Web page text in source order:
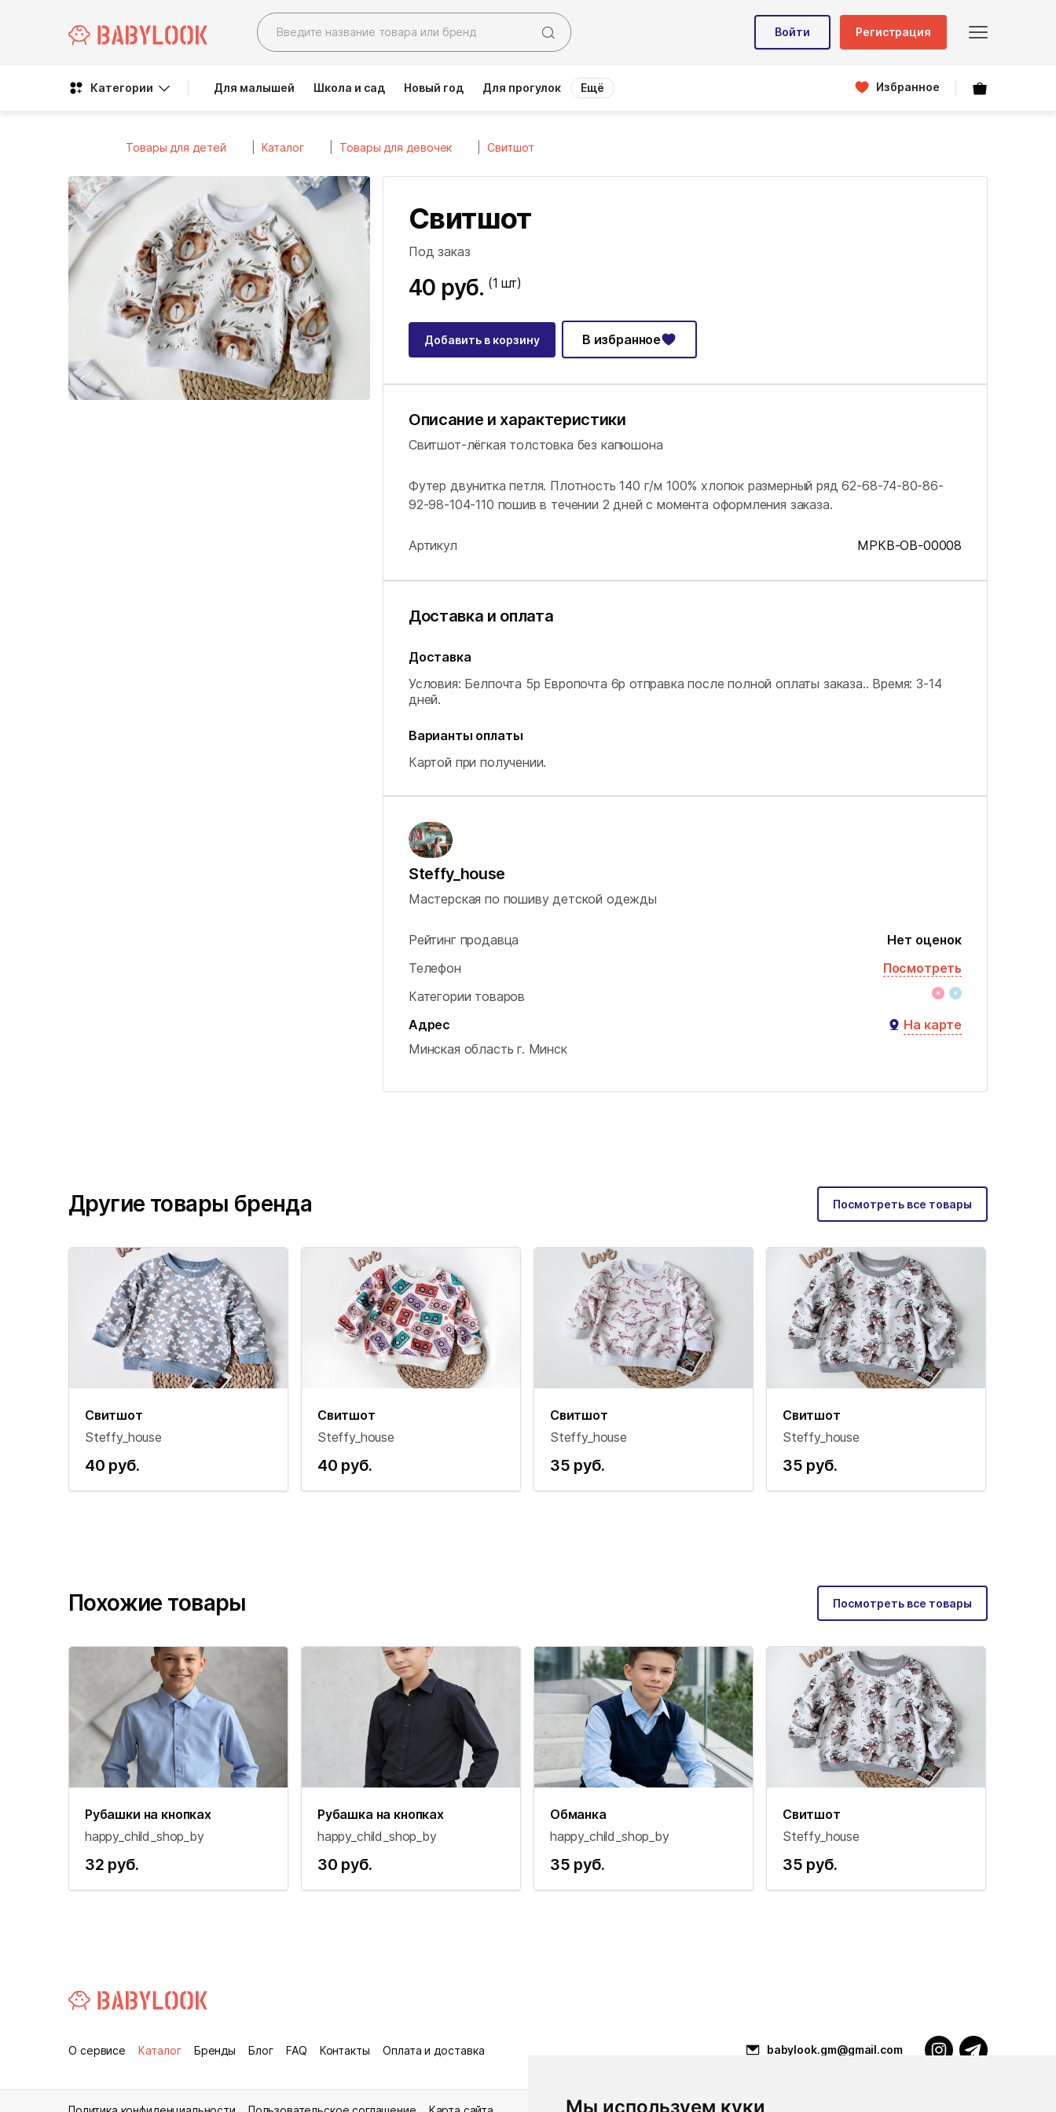
Мы используем куки
Войти Регистрация
Категории Для малышей Школа и сад Новый год Для прогулок Ещё Избранное
Товары для детей Каталог Товары для девочек Свитшот
Свитшот
Под заказ
40 руб. (1 шт)
Добавить в корзину В избранное
Описание и характеристики
Свитшот-лёгкая толстовка без капюшона
Футер двунитка петля. Плотность 140 г/м 100% хлопок размерный ряд 62-68-74-80-86-
92-98-104-110 пошив в течении 2 дней с момента оформления заказа.
Артикул МРКВ-OB-00008
Доставка и оплата
Доставка
Условия: Белпочта 5р Европочта 6р отправка после полной оплаты заказа.. Время: 3-14
дней.
Варианты оплаты
Картой при получении.
Steffy_house
Мастерская по пошиву детской одежды
Рейтинг продавца
Нет оценок
Телефон
Посмотреть
Категории товаров
Адрес
На карте
Минская область г. Минск
Другие товары бренда Посмотреть все товары
Свитшот
Steffy_house
40 руб.
Свитшот
Steffy_house
40 руб.
Свитшот
Steffy_house
35 руб.
Свитшот
Steffy_house
35 руб.
Похожие товары Посмотреть все товары
Рубашки на кнопках
happy_child_shop_by
32 руб.
Рубашка на кнопках
happy_child_shop_by
30 руб.
Обманка
happy_child_shop_by
35 руб.
Свитшот
Steffy_house
35 руб.
О сервисе Каталог Бренды Блог FAQ Контакты Оплата и доставка babylook.gm@gmail.com